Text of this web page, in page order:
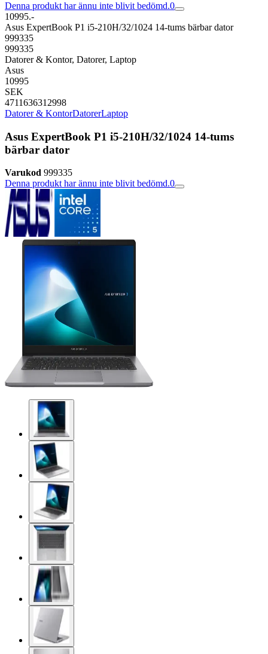
Denna produkt har ännu inte blivit bedömd.0
10995.-
Asus ExpertBook P1 i5-210H/32/1024 14-tums bärbar dator
999335
999335
Datorer & Kontor, Datorer, Laptop
Asus
10995
SEK
4711636312998
Datorer & KontorDatorerLaptop
Asus ExpertBook P1 i5-210H/32/1024 14-tums
bärbar dator
Varukod 999335
Denna produkt har ännu inte blivit bedömd.0